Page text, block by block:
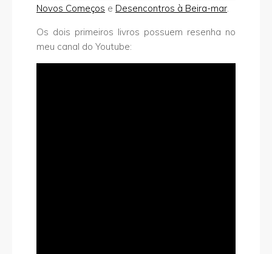
Novos Começos e Desencontros à Beira-mar
Os dois primeiros livros possuem resenha no
meu canal do Youtube: